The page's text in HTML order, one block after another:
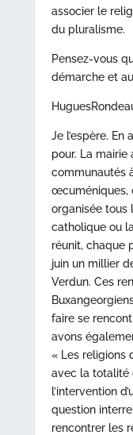
associer le
du pluralisme.
Pensez-vous
démarche et
Je l’espère.
pour. La
communautés
œcuméniques,
organisée tous
catholique ou
réunit, chaque
juin un millier
Verdun. Ces
faire se
avons
« Les religions
avec la totalité
l’intervention
question
rencontrer les